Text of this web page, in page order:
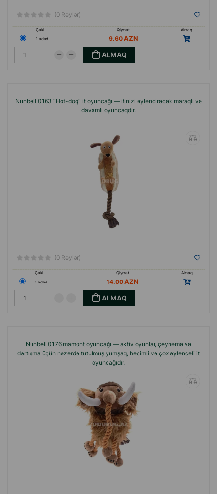
(0 Rəylər)
Çəki Qiymət
Almaq
1 ədəd
9.60
ALMAQ
Nunbell 0163 “Hot-doq” it oyuncağı — itinizi əyləndirəcək maraqlı və
davamlı oyuncaqdır.
(0 Rəylər)
Çəki Qiymət
Almaq
1 ədəd
14.00
ALMAQ
Nunbell 0176 mamont oyuncağı — aktiv oyunlar, çeynəmə və
dartışma üçün nəzərdə tutulmuş yumşaq, həcimli və çox əyləncəli it
oyuncağıdır.